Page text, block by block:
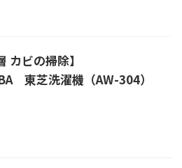
カビの掃除】
東芝洗濯機（AW-304）